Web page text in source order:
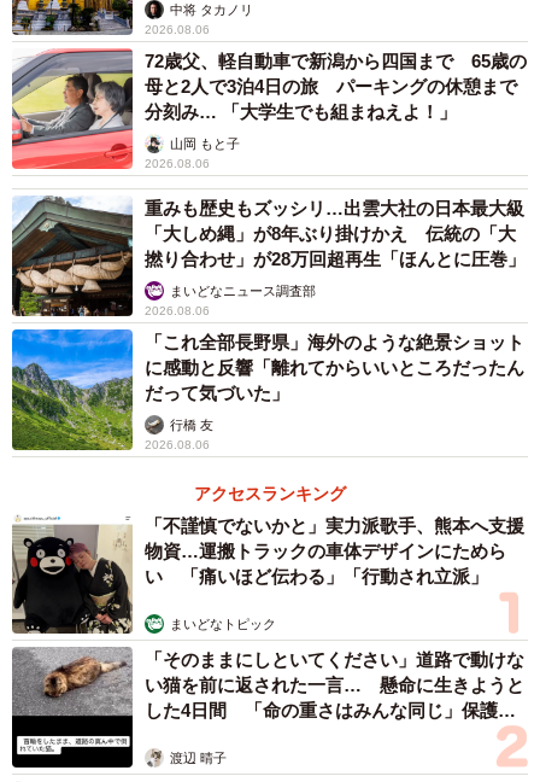
中将 タカノリ
2026.08.06
72歳父、軽自動車で新潟から四国まで 65歳の
母と2人で3泊4日の旅 パーキングの休憩まで
分刻み… 「大学生でも組まねえよ！」
山岡 もと子
2026.08.06
重みも歴史もズッシリ…出雲大社の日本最大級
「大しめ縄」が8年ぶり掛けかえ 伝統の「大
撚り合わせ」が28万回超再生「ほんとに圧巻」
まいどなニュース調査部
2026.08.06
「これ全部長野県」海外のような絶景ショット
に感動と反響「離れてからいいところだったん
だって気づいた」
行橋 友
2026.08.06
アクセスランキング
「不謹慎でないかと」実力派歌手、熊本へ支援
物資…運搬トラックの車体デザインにためら
い 「痛いほど伝わる」「行動され立派」
まいどなトピック
「そのままにしといてください」道路で動けな
い猫を前に返された一言… 懸命に生きようと
した4日間 「命の重さはみんな同じ」保護団
渡辺 晴子